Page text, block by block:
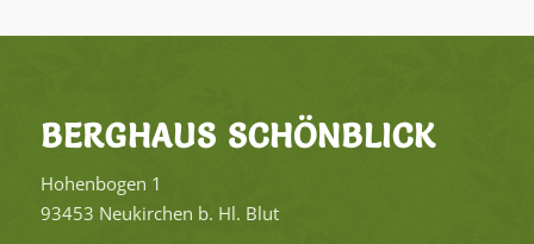
BERG­HAUS SCHÖN­BLICK
Ho­hen­bo­gen 1
93453 Neu­kir­chen b. Hl. Blut